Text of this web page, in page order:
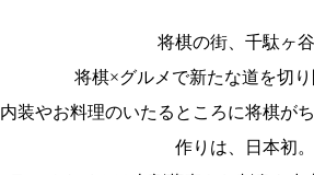
将棋の街、千駄ヶ谷
将棋×グルメで新たな道を切り
内装やお料理のいたるところに将棋が
作りは、日本初。